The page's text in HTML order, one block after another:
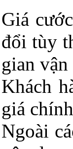
Giá
đổi tùy
gian
Khách
giá
Ngoài